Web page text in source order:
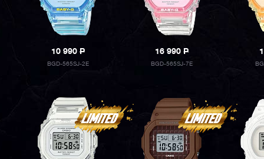
10 990P
BGD-565SJ-2E
16 990P
BGD-565SJ-7E